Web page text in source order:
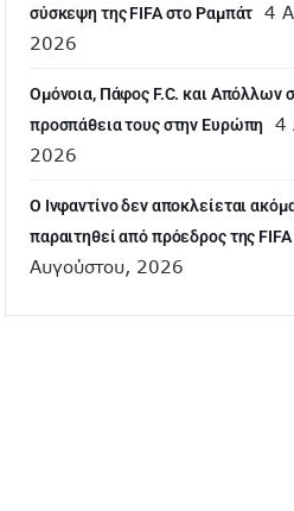
σύσκεψη της FIFA στο Ραμπάτ
4
2026
Ομόνοια, Πάφος F.C. και Απόλλων
προσπάθεια τους στην Ευρώπη
4
2026
Ο Ινφαντίνο δεν αποκλείεται
παραιτηθεί από πρόεδρος της FIFA
Αυγούστου, 2026